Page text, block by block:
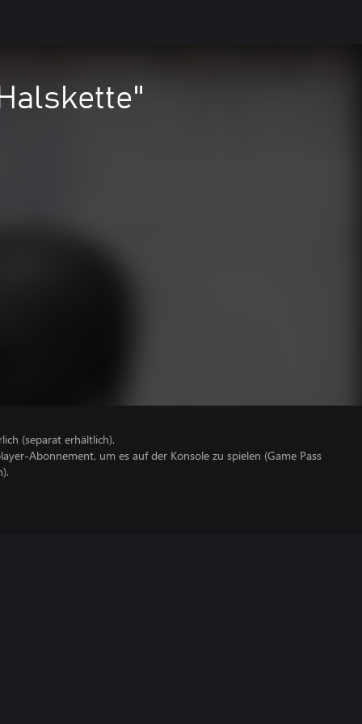
(separat erhältlich).
Abonnement, um es auf der Konsole zu spielen (Game Pass